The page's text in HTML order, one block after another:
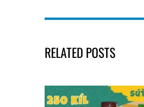
RELATED POSTS